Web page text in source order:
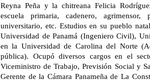
Reyna Peña y la chitreana Felicia
escuela primaria, cadenero, agrimensor,
universitario, etc. Estudios en su pueblo
Universidad de Panamá (Ingeniero Civil),
en la Universidad de Carolina del Norte
pública). Ocupó diversos cargos en el
Viceministro de Trabajo, Previsión Social y
Gerente de la Cámara Panameña de La